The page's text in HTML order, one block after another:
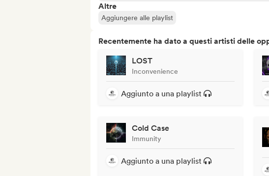
Altre
Aggiungere alle playlist
Recentemente ha dato a questi artisti delle
LOST
Inconvenience
Aggiunto a una playlist
Cold Case
Immunity
Aggiunto a una playlist